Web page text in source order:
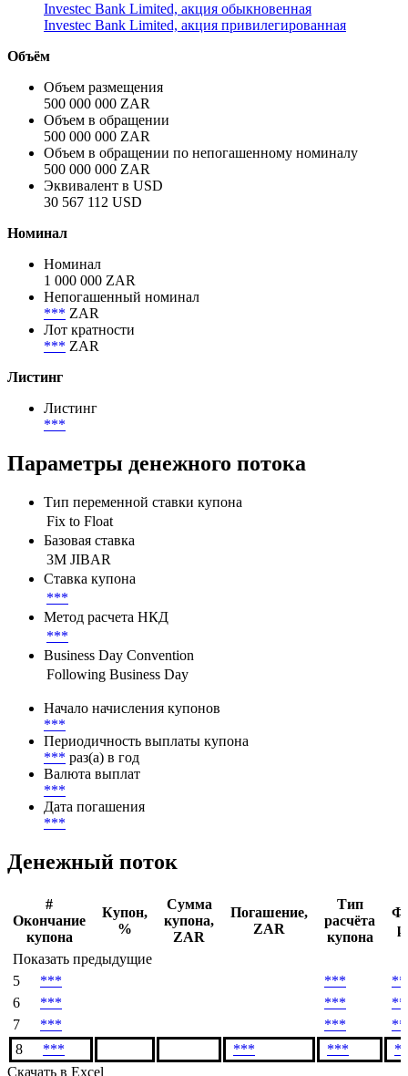
Investec Bank Limited, акция обыкновенная
Investec Bank Limited, акция привилегированная
Объём
Объем размещения
500 000 000 ZAR
Объем в обращении
500 000 000 ZAR
Объем в обращении по непогашенному номиналу
500 000 000 ZAR
Эквивалент в USD
30 567 112 USD
Номинал
Номинал
1 000 000 ZAR
Непогашенный номинал
*** ZAR
Лот кратности
*** ZAR
Листинг
Листинг
***
Параметры денежного потока
Тип переменной ставки купона
Fix to Float
Базовая ставка
3M JIBAR
Ставка купона
***
Метод расчета НКД
***
Business Day Convention
Following Business Day
Начало начисления купонов
***
Периодичность выплаты купона
*** раз(а) в год
Валюта выплат
***
Дата погашения
***
Денежный поток
#
Окончание
купона
Купон,
%
Сумма
купона,
ZAR
Погашение,
ZAR
Тип
расчёта
купона
Показать предыдущие
5
*** ***
6
*** ***
7
*** ***
8
*** *** ***
Скачать в Excel